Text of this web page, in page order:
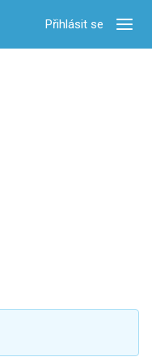
Přihlásit se